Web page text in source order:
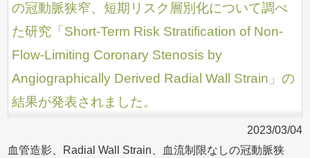
の冠動脈狭窄、短期リスク層別化について調べ
た研究「Short-Term Risk Stratification of Non-
Flow-Limiting Coronary Stenosis by
Angiographically Derived Radial Wall Strain」の
結果が発表されました。
2023/03/04
血管造影、Radial Wall Strain、血流制限なしの冠動脈狭